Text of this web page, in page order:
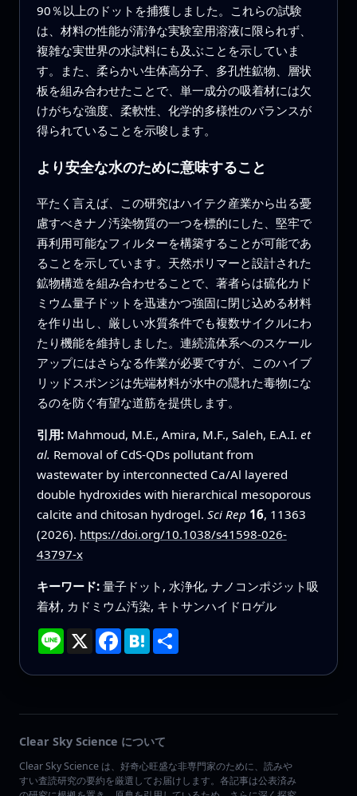
90％以上のドットを捕獲しました。これらの試験
は、材料の性能が清浄な実験室用溶液に限られず、
複雑な実世界の水試料にも及ぶことを示していま
す。また、柔らかい生体高分子、多孔性鉱物、層状
板を組み合わせたことで、単一成分の吸着材には欠
けがちな強度、柔軟性、化学的多様性のバランスが
得られていることを示唆します。
より安全な水のために意味すること
平たく言えば、この研究はハイテク産業から出る憂
慮すべきナノ汚染物質の一つを標的にした、堅牢で
再利用可能なフィルターを構築することが可能であ
ることを示しています。天然ポリマーと設計された
鉱物構造を組み合わせることで、著者らは硫化カド
ミウム量子ドットを迅速かつ強固に閉じ込める材料
を作り出し、厳しい水質条件でも複数サイクルにわ
たり機能を維持しました。連続流体系へのスケール
アップにはさらなる作業が必要ですが、このハイブ
リッドスポンジは先端材料が水中の隠れた毒物にな
るのを防ぐ有望な道筋を提供します。
引用: Mahmoud, M.E., Amira, M.F., Saleh, E.A.I. et
al. Removal of CdS-QDs pollutant from
wastewater by interconnected Ca/Al layered
double hydroxides with hierarchical mesoporous
calcite and chitosan hydrogel. Sci Rep 16, 11363
(2026). https://doi.org/10.1038/s41598-026-
43797-x
キーワード: 量子ドット, 水浄化, ナノコンポジット吸
着材, カドミウム汚染, キトサンハイドロゲル
Line X Facebook
Hatena
共
有
Clear Sky Science について
Clear Sky Science は、好奇心旺盛な非専門家のために、読みや
すい査読研究の要約を厳選してお届けします。各記事は公表済み